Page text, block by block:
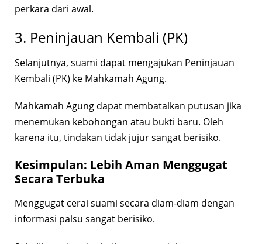
perkara dari awal.
3. Peninjauan Kembali (PK)
Selanjutnya, suami dapat mengajukan Peninjauan
Kembali (PK) ke Mahkamah Agung.
Mahkamah Agung dapat membatalkan putusan jika
menemukan kebohongan atau bukti baru. Oleh
karena itu, tindakan tidak jujur sangat berisiko.
Kesimpulan: Lebih Aman Menggugat
Secara Terbuka
Menggugat cerai suami secara diam-diam dengan
informasi palsu sangat berisiko.